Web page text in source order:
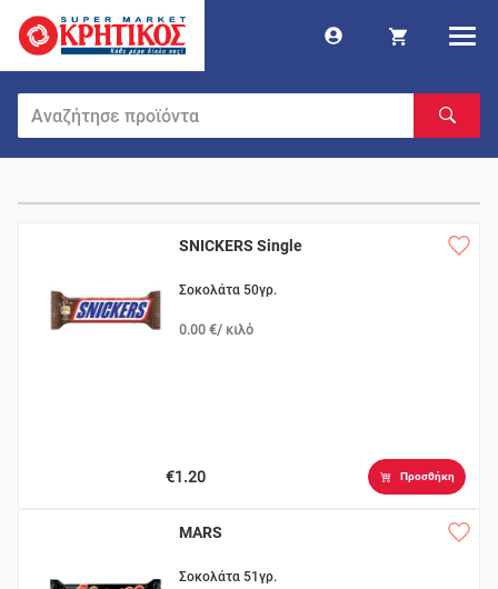
SNICKERS Single
Σοκολάτα 50γρ.
0.00 €/ κιλό
€1.20 Προσθήκη
MARS
Σοκολάτα 51γρ.